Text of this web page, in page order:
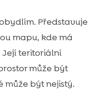
Představuje
mapu, kde má
Její teritoriální
může být
může být nejistý.